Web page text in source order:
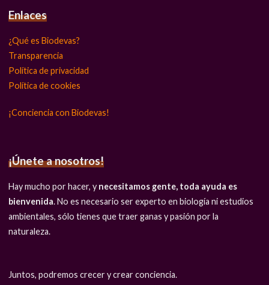
Enlaces
¿Qué es Biodevas?
Transparencia
Política de privacidad
Política de cookies
¡Conciencia con Biodevas!
¡Únete a nosotros!
Hay mucho por hacer, y necesitamos gente, toda ayuda es
bienvenida. No es necesario ser experto en biología ni estudios
ambientales, sólo tienes que traer ganas y pasión por la
naturaleza.
Juntos, podremos crecer y crear conciencia.